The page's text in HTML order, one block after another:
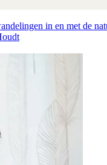
in en met de